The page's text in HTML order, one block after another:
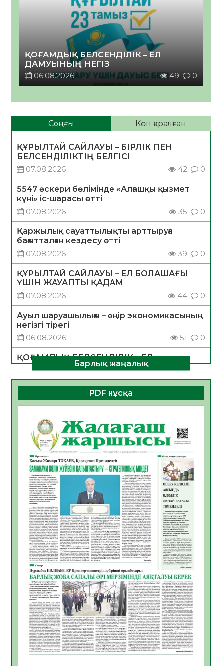
ҚОҒАМДЫҚ БЕЛСЕНДІЛІК – ЕЛ
ДАМУЫНЫҢ НЕГІЗІ
06.08.2026
49 0
Соңғы Көп қаралған
ҚҰРЫЛТАЙ САЙЛАУЫ – БІРЛІК ПЕН
БЕЛСЕНДІЛІКТІҢ БЕЛГІСІ
07.08.2026
42 0
5547 әскери бөлімінде «Алғашқы қызмет
күні» іс-шарасы өтті
07.08.2026
35 0
Қаржылық сауаттылықты арттыруға
бағытталған кездесу өтті
07.08.2026
39 0
ҚҰРЫЛТАЙ САЙЛАУЫ – ЕЛ БОЛАШАҒЫ
ҮШІН ЖАУАПТЫ ҚАДАМ
07.08.2026
44 0
Ауыл шаруашылығы – өңір экономикасының
негізгі тірегі
06.08.2026
51 0
ҚОҒАМДЫҚ БЕЛСЕНДІЛІК – ЕЛ
ДАМУЫНЫҢ НЕГІЗІ
06.08.2026
49 0
ҚҰРЫЛТАЙ САЙЛАУЫ – БОЛАШАҚҚА
БАСТАР ЖАУАПТЫ ТАҢДАУ
06.08.2026
Инфекциялық ауруларға қарсы иммундау
жұмыстарының тиімділігі
06.08.2026
53
Көкжөтел ауруы туралы
06.08.2026
51
АПВ вакцинасы туралы мәлімет
06.08.2026
49
Open Air: Қызылорда облысы полиция
департаменті 20 мыңнан астам
көрерменнің қауіпсіздігін қамтамасыз етті
06.08.2026
62
ҚЫЗЫЛОРДАДА «САНАЛЫ ҰРПАҚ –
ЖАРҚЫН БОЛАШАҚ» АТТЫ КЕҢЕЙТІЛГЕН
МӘЖІЛІС ӨТТІ
05.08.2026
63
Қазақстан Орталық Азиядағы көшуге ең
Барлық жаңалық
PDF нұсқа